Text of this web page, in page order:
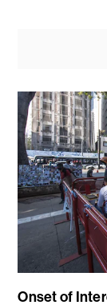
Onset of